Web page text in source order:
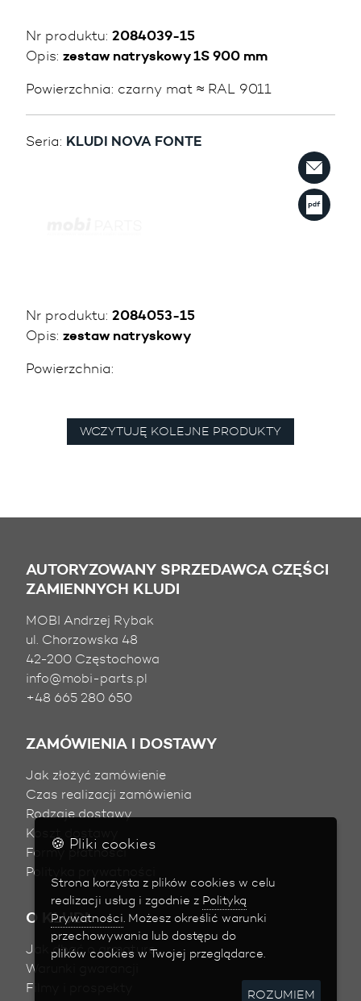
Nr produktu: 2084039-15
Opis: zestaw natryskowy 1S 900 mm
Powierzchnia: czarny mat ≈ RAL 9011
Seria: KLUDI NOVA FONTE
Nr produktu: 2084053-15
Opis: zestaw natryskowy
Powierzchnia:
WCZYTUJĘ KOLEJNE PRODUKTY
AUTORYZOWANY SPRZEDAWCA CZĘŚCI
ZAMIENNYCH KLUDI
MOBI Andrzej Rybak
ul. Chorzowska 48
42-200 Częstochowa
info@mobi-parts.pl
+48 665 280 650
ZAMÓWIENIA I DOSTAWY
Jak złożyć zamówienie
Czas realizacji zamówienia
Rodzaje dostawy
Koszt dostawy
Formy płatności
Polityka prywatności
O KLUDI
Jak dbać o armaturę
Warunki gwarancji
Filmy i prospekty
🍪 Pliki cookies
Strona korzysta z plików cookies w celu
realizacji usług i zgodnie z Polityką
Prywatności . Możesz określić warunki
przechowywania lub dostępu do
plików cookies w Twojej przeglądarce.
ROZUMIEM